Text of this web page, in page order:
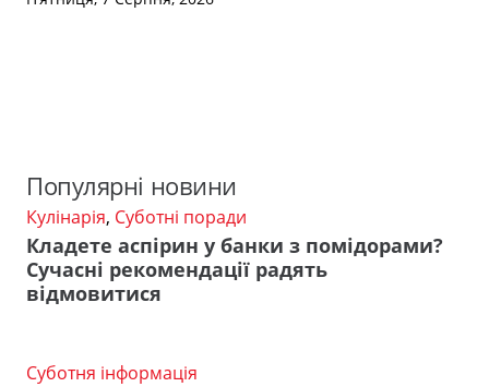
Популярні новини
Кулінарія, Суботні поради
Кладете аспірин у банки з помідорами?
Сучасні рекомендації радять
відмовитися
Суботня інформація